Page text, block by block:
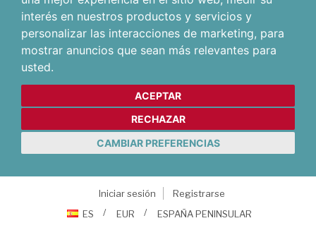
interés en nuestros productos y servicios y
personalizar las interacciones de marketing, para
mostrar anuncios que sean más relevantes para
usted.
ACEPTAR
RECHAZAR
CAMBIAR PREFERENCIAS
Iniciar sesión
Registrarse
ES
EUR ESPAÑA PENINSULAR